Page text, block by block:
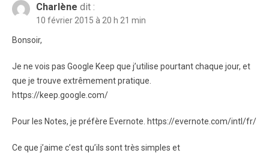
Charlène dit :
10 février 2015 à 20 h 21 min
Bonsoir,
Je ne vois pas Google Keep que j’utilise pourtant chaque jour, et
que je trouve extrêmement pratique.
https://keep.google.com/
Pour les Notes, je préfère Evernote. https://evernote.com/intl/fr/
Ce que j’aime c’est qu’ils sont très simples et